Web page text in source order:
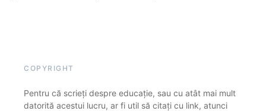
COPYRIGHT
Pentru că scrieți despre educație, sau cu atât mai mult
datorită acestui lucru, ar fi util să citați cu link, atunci